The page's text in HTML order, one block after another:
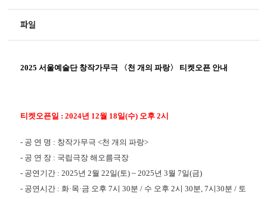
파일
2025 서울예술단 창작가무극 〈천 개의 파랑〉 티켓오픈 안내
티켓오픈일 : 2024년 12월 18일(수) 오후 2시
- 공 연 명 : 창작가무극 <천 개의 파랑>
- 공 연 장 : 국립극장 해오름극장
- 공연기간 : 2025년 2월 22일(토) ~ 2025년 3월 7일(금)
- 공연시간 : 화·목·금 오후 7시 30분 / 수 오후 2시 30분, 7시30분 / 토